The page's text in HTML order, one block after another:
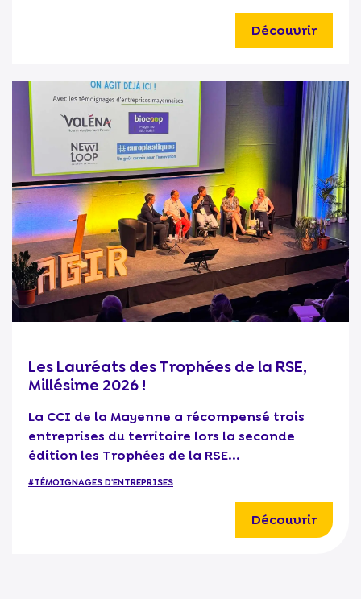
Découvrir
Les Lauréats des Trophées de la RSE,
Millésime 2026 !
La CCI de la Mayenne a récompensé trois
entreprises du territoire lors la seconde
édition les Trophées de la RSE...
#TÉMOIGNAGES D'ENTREPRISES
Découvrir